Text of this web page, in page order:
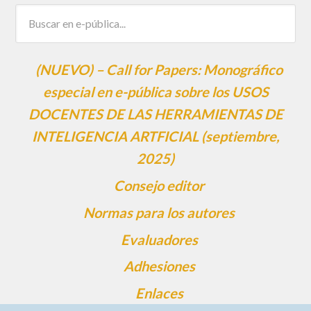
(NUEVO) – Call for Papers: Monográfico
especial en e-pública sobre los USOS
DOCENTES DE LAS HERRAMIENTAS DE
INTELIGENCIA ARTFICIAL (septiembre,
2025)
Consejo editor
Normas para los autores
Evaluadores
Adhesiones
Enlaces